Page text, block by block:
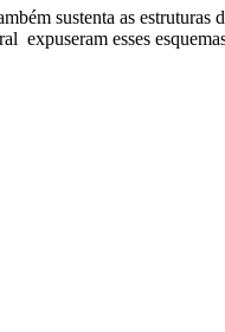
sustenta as estruturas
expuseram esses